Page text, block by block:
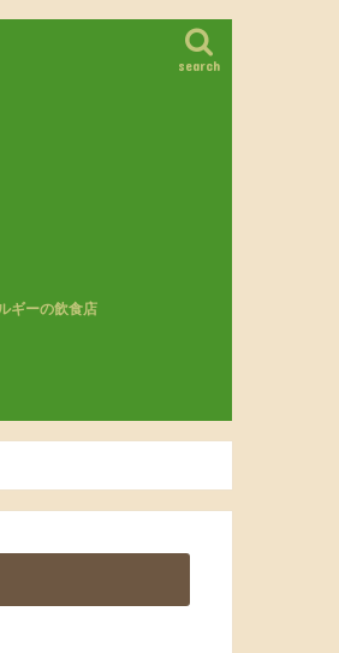
search
ギーの飲食店